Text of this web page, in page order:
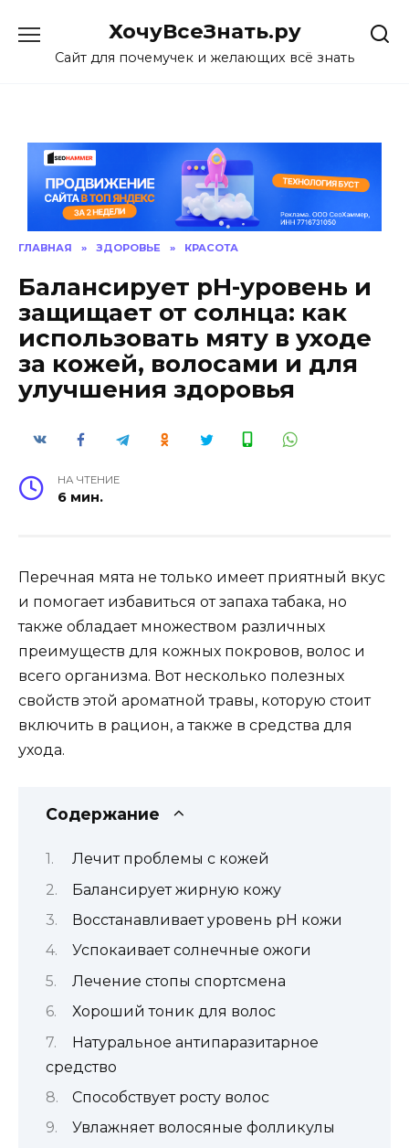
content
ХочуВсеЗнать.ру
Сайт для почемучек и желающих всё знать
ГЛАВНАЯ » ЗДОРОВЬЕ » КРАСОТА
Балансирует рН-уровень и
защищает от солнца: как
использовать мяту в уходе
за кожей, волосами и для
улучшения здоровья
НА ЧТЕНИЕ
6 мин.
Перечная мята не только имеет приятный вкус
и помогает избавиться от запаха табака, но
также обладает множеством различных
преимуществ для кожных покровов, волос и
всего организма. Вот несколько полезных
свойств этой ароматной травы, которую стоит
включить в рацион, а также в средства для
ухода.
Содержание
Лечит проблемы с кожей
Балансирует жирную кожу
Восстанавливает уровень рН кожи
Успокаивает солнечные ожоги
Лечение стопы спортсмена
Хороший тоник для волос
Натуральное антипаразитарное
средство
Способствует росту волос
Увлажняет волосяные фолликулы